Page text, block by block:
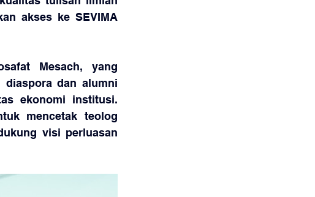
akses ke SEVIMA
Mesach, yang
diaspora dan alumni
ekonomi institusi.
mencetak teolog
visi perluasan